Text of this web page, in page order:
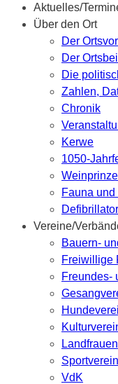
Aktuelles/
Über den Ort
Der
Der
Die
Zahlen,
Chronik
Kerwe
1050-
Fauna und
Defibrillator
Vereine/
Bauern-
Freiwillige
Freundes-
Landfrauen
Sportverein
VdK